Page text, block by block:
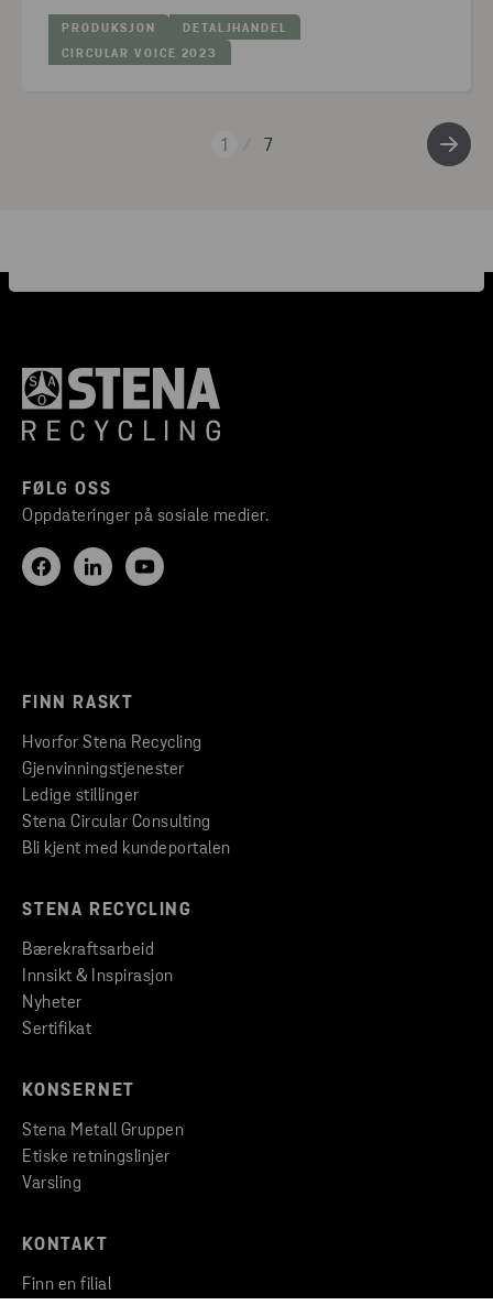
PRODUKSJON DETALJHANDEL
CIRCULAR VOICE 2023
1 7
FØLG OSS
Oppdateringer på sosiale medier.
FINN RASKT
Hvorfor Stena Recycling
Gjenvinningstjenester
Ledige stillinger
Stena Circular Consulting
Bli kjent med kundeportalen
STENA RECYCLING
Bærekraftsarbeid
Innsikt & Inspirasjon
Nyheter
Sertifikat
KONSERNET
Stena Metall Gruppen
Etiske retningslinjer
Varsling
KONTAKT
Finn en filial